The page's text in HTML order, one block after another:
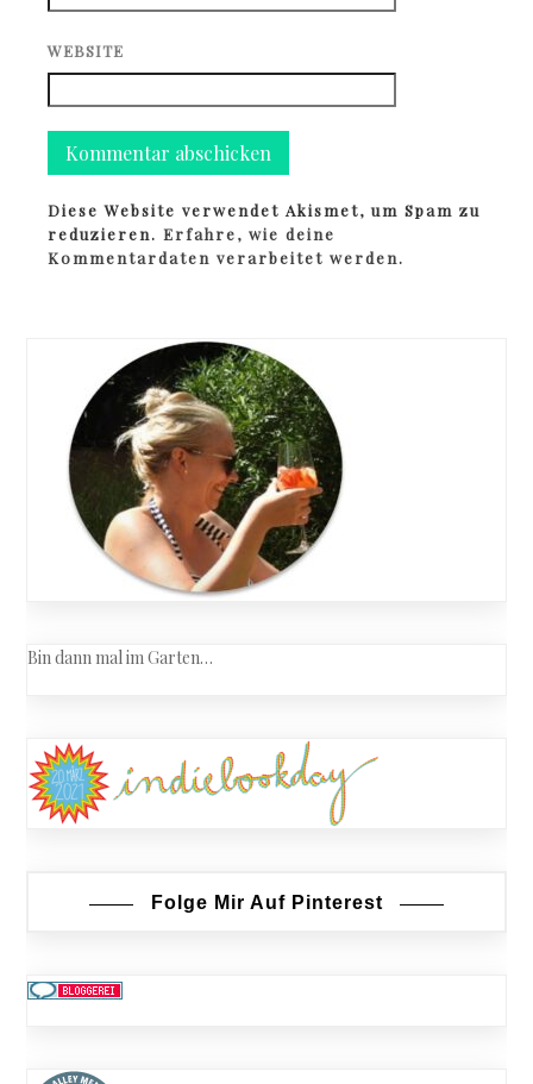
WEBSITE
Diese Website verwendet Akismet, um Spam zu
reduzieren.Erfahre, wie deine
Kommentardaten verarbeitet werden.
Bin dann mal im Garten…
Folge Mir Auf Pinterest